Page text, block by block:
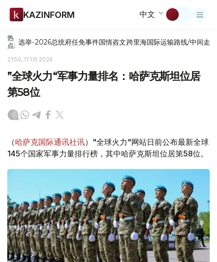
KAZINFORM 中文
热
点: 选举-2026总统府任免事件国情咨文跨里海国际运输路线/中间走廊
21:50, 11 1月 2024
”全球火力“军事力量排名：哈萨克斯坦位居
第58位
（哈萨克国际通讯社讯）"全球火力"网站日前公布最新全球
145个国家军事力量排行榜，其中哈萨克斯坦位居第58位。